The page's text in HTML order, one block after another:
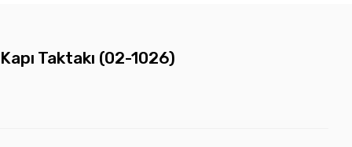
Taktakı (02-1026)